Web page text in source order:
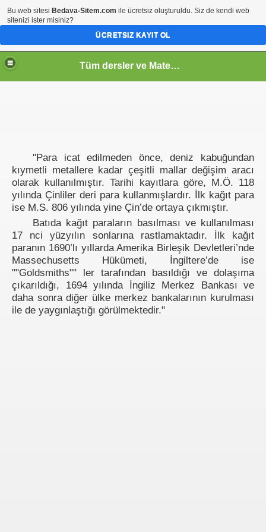
Tüm dersler ve Matematik
"Para icat edilmeden önce, deniz kabuğundan
kıymetli metallere kadar çeşitli mallar değişim aracı
olarak kullanılmıştır. Tarihi kayıtlara göre, M.Ö. 118
yılında Çinliler deri para kullanmışlardır. İlk kağıt para
ise M.S. 806 yılında yine Çin’de ortaya çıkmıştır.
Batıda kağıt paraların basılması ve kullanılması
17 nci yüzyılın sonlarına rastlamaktadır. İlk kağıt
paranın 1690’lı yıllarda Amerika Birleşik Devletleri’nde
Massechusetts Hükümeti, İngiltere’de ise
""Goldsmiths"" ler tarafından basıldığı ve dolaşıma
çıkarıldığı, 1694 yılında İngiliz Merkez Bankası ve
daha sonra diğer ülke merkez bankalarının kurulması
ile de yaygınlaştığı görülmektedir."
Bu web sitesi Bedava-Sitem.com ile ücretsiz oluşturuldu. Siz de kendi web
sitenizi ister misiniz?
ÜCRETSIZ KAYIT OL